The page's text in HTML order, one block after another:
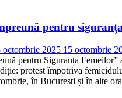
pentru
octombrie 2025 15 octombrie
pentru Siguranța Femeilor”
protest împotriva
în București și în alte